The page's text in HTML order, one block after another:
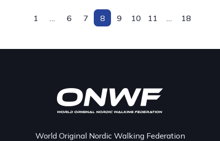
1 6 7 8 9 10 11 18
World Original Nordic Walking Federation